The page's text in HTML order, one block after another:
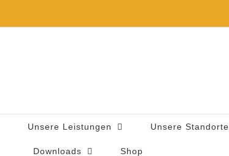
Unsere Leistungen Unsere Standorte
Downloads Shop